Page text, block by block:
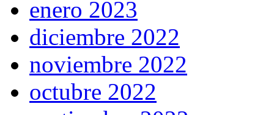
enero 2023
diciembre 2022
noviembre 2022
octubre 2022